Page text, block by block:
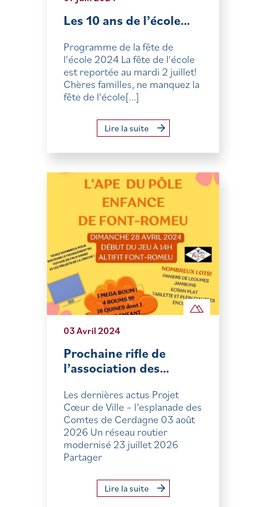
Les 10 ans de l’école…
Programme de la fête de
l'école 2024 La fête de l'école
est reportée au mardi 2 juillet!
Chères familles, ne manquez la
fête de l'école[...]
Lire la suite
03 Avril 2024
Prochaine rifle de
l’association des…
Les dernières actus Projet
Cœur de Ville – l’esplanade des
Comtes de Cerdagne 03 août
2026 Un réseau routier
modernisé 23 juillet 2026
Partager
Lire la suite